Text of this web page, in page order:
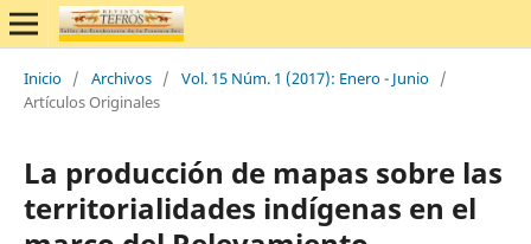
Inicio / Archivos / Vol. 15 Núm. 1 (2017): Enero - Junio /
Artículos Originales
La producción de mapas sobre las
territorialidades indígenas en el